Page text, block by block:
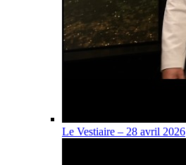
Le Vestiaire – 28 avril 2026